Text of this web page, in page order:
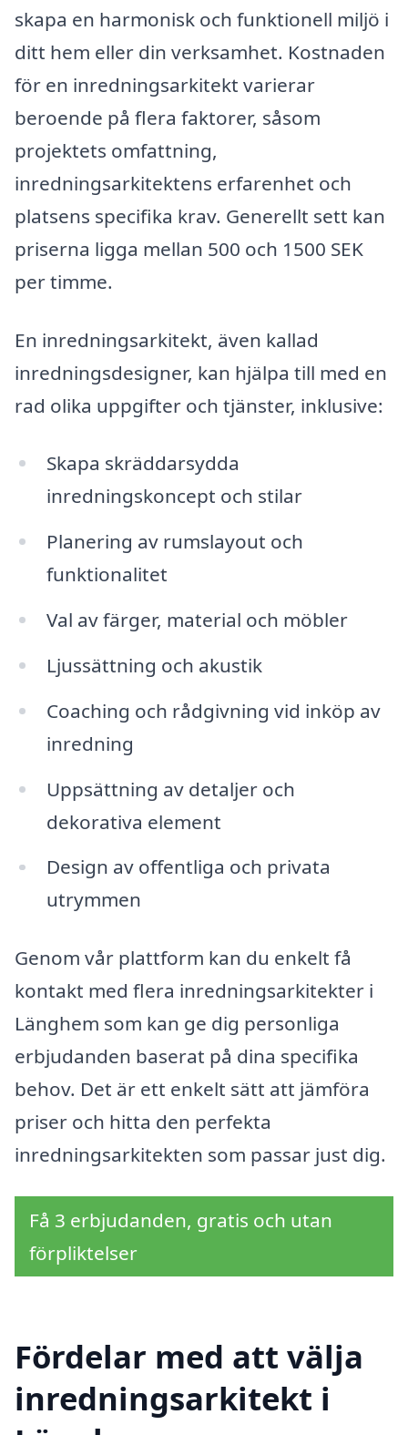
skapa en harmonisk och funktionell miljö i
ditt hem eller din verksamhet. Kostnaden
för en inredningsarkitekt varierar
beroende på flera faktorer, såsom
projektets omfattning,
inredningsarkitektens erfarenhet och
platsens specifika krav. Generellt sett kan
priserna ligga mellan 500 och 1500 SEK
per timme.
En inredningsarkitekt, även kallad
inredningsdesigner, kan hjälpa till med en
rad olika uppgifter och tjänster, inklusive:
Skapa skräddarsydda
inredningskoncept och stilar
Planering av rumslayout och
funktionalitet
Val av färger, material och möbler
Ljussättning och akustik
Coaching och rådgivning vid inköp av
inredning
Uppsättning av detaljer och
dekorativa element
Design av offentliga och privata
utrymmen
Genom vår plattform kan du enkelt få
kontakt med flera inredningsarkitekter i
Länghem som kan ge dig personliga
erbjudanden baserat på dina specifika
behov. Det är ett enkelt sätt att jämföra
priser och hitta den perfekta
inredningsarkitekten som passar just dig.
Få 3 erbjudanden, gratis och utan
förpliktelser
Fördelar med att välja
inredningsarkitekt i